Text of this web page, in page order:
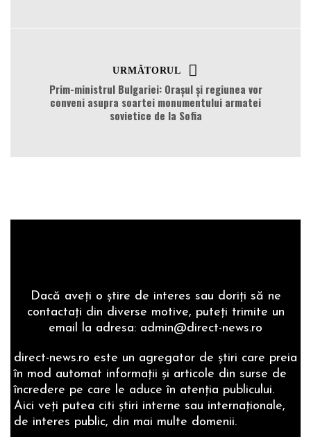
URMĂTORUL
Prim-ministrul Bulgariei: Orașul și regiunea vor
conveni asupra soartei monumentului armatei
sovietice de la Sofia
Dacă aveţi o ştire de interes sau doriţi să ne
contactaţi din diverse motive, puteţi trimite un
email la adresa: admin@direct-news.ro
direct-news.ro este un agregator de ştiri care preia
în mod automat informaţii şi articole din surse de
încredere pe care le aduce în atenţia publicului.
Aici veţi putea citi ştiri interne sau internaţionale,
de interes public, din mai multe domenii.